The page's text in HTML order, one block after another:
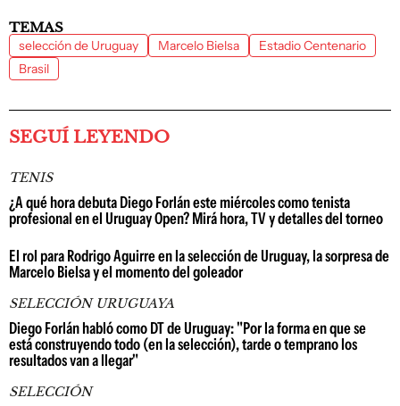
TEMAS
selección de Uruguay Marcelo Bielsa
Estadio Centenario
Brasil
SEGUÍ LEYENDO
TENIS
¿A qué hora debuta Diego Forlán este miércoles como tenista
profesional en el Uruguay Open? Mirá hora, TV y detalles del torneo
El rol para Rodrigo Aguirre en la selección de Uruguay, la sorpresa de
Marcelo Bielsa y el momento del goleador
SELECCIÓN URUGUAYA
Diego Forlán habló como DT de Uruguay: "Por la forma en que se
está construyendo todo (en la selección), tarde o temprano los
resultados van a llegar"
SELECCIÓN